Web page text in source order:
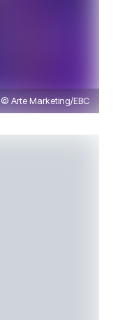
© Arte Marketing/EBC